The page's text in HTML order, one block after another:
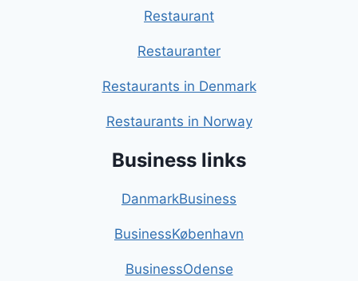
Restaurant
Restauranter
Restaurants in Denmark
Restaurants in Norway
Business links
DanmarkBusiness
BusinessKøbenhavn
BusinessOdense